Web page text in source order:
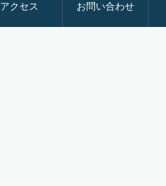
アクセス お問い合わせ